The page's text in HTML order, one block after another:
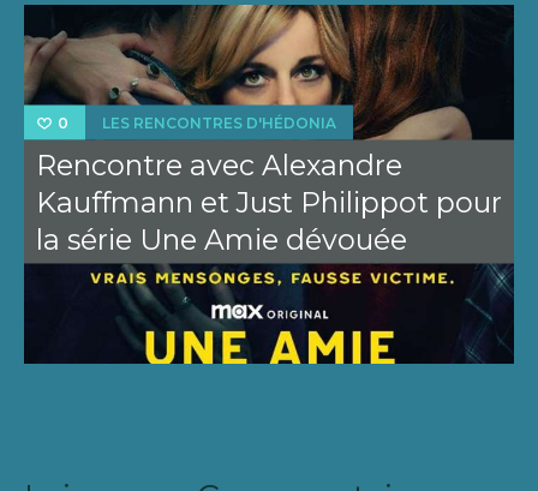
0 LES RENCONTRES D'HÉDONIA
Rencontre avec Alexandre
Kauffmann et Just Philippot pour
la série Une Amie dévouée